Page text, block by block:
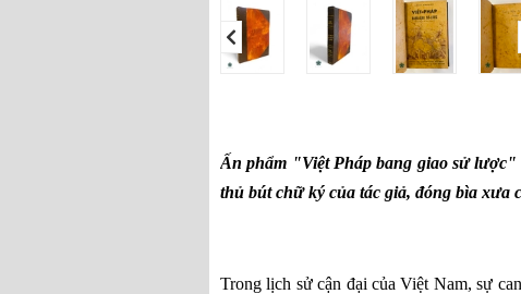
Ấn phẩm "Việt Pháp bang giao sử
thủ bút chữ ký của tác giả, đóng bìa xưa
Trong lịch sử cận đại của Việt Nam, sự